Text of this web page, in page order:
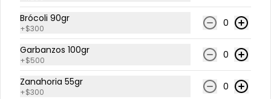
Dishes
Brócoli 90gr
+$300 0
Garbanzos 100gr
+$500 0
Zanahoria 55gr
+$300 0